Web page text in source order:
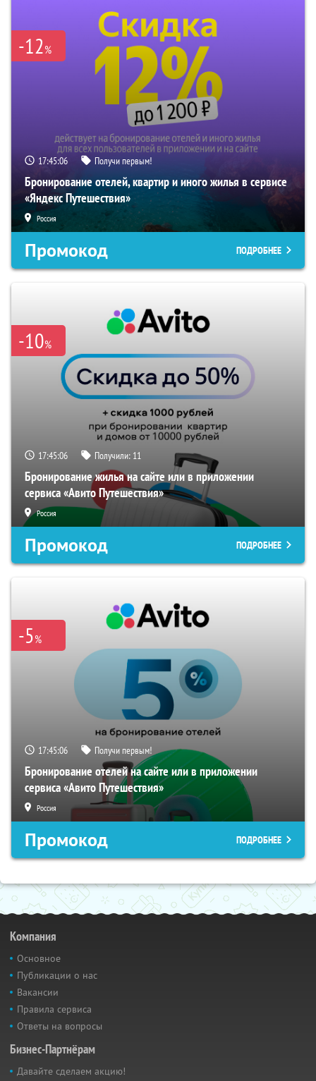
-12%
17:45:06 Получи первым!
Бронирование отелей, квартир и иного жилья в сервисе
«Яндекс Путешествия»
Россия
Промокод ПОДРОБНЕЕ
-10%
17:45:06 Получили: 11
Бронирование жилья на сайте или в приложении
сервиса «Авито Путешествия»
Россия
Промокод ПОДРОБНЕЕ
-5%
17:45:06 Получи первым!
Бронирование отелей на сайте или в приложении
сервиса «Авито Путешествия»
Россия
Промокод ПОДРОБНЕЕ
Компания
Основное
Публикации о нас
Вакансии
Правила сервиса
Ответы на вопросы
Бизнес-Партнёрам
Давайте сделаем акцию!